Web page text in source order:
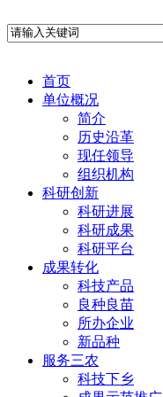
首页
单位概况
简介
历史沿革
现任领导
组织机构
科研创新
科研进展
科研成果
科研平台
成果转化
科技产品
良种良苗
所办企业
新品种
服务三农
科技下乡